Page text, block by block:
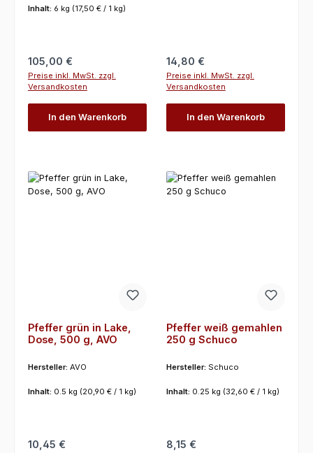
Inhalt: 6 kg (17,50 € / 1 kg)
Regulärer Preis:
105,00 €
Preise inkl. MwSt. zzgl.
Versandkosten
In den Warenkorb
Regulärer Preis:
14,80 €
Preise inkl. MwSt. zzgl.
Versandkosten
In den Warenkorb
Pfeffer grün in Lake,
Dose, 500 g, AVO
Hersteller: AVO
Inhalt: 0.5 kg (20,90 € / 1 kg)
Regulärer Preis:
10,45 €
Pfeffer weiß gemahlen
250 g Schuco
Hersteller: Schuco
Inhalt: 0.25 kg (32,60 € / 1 kg)
Regulärer Preis:
8,15 €